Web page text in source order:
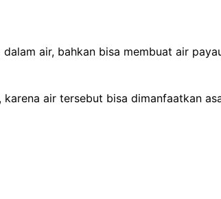
air, bahkan bisa membuat air
air tersebut bisa dimanfaatkan